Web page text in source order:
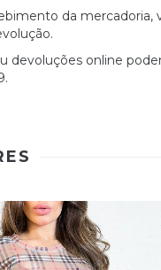
da mercadoria,
devoluções online